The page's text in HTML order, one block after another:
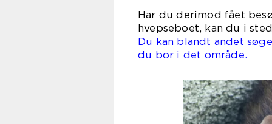
Har du derimod fået
hvepseboet, kan du i
Du kan blandt andet
du bor i det område.